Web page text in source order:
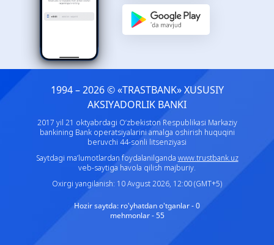
1994 – 2026 © «TRASTBANK» ХUSUSIY
AKSIYADORLIK BANKI
2017 yil 21 oktyabrdagi O‘zbekiston Respublikasi Markaziy
bankining Bank operatsiyalarini amalga oshirish huquqini
beruvchi 44-sonli litsenziyasi
Saytdagi ma’lumotlardan foydalanilganda www.trustbank.uz
veb-saytiga havola qilish majburiy.
Oxirgi yangilanish: 10 Avgust 2026, 12:00 (GMT+5)
Hozir saytda: ro'yhatdan o'tganlar - 0
mehmonlar - 55